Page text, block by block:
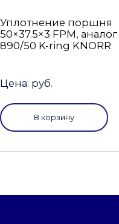
Уплотнение поршня
50×37.5×3 FРM, аналог
890/50 K-ring KNORR
Цена: руб.
В корзину